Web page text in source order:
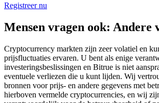
Registreer nu
Mensen vragen ook: Andere
Cryptocurrency markten zijn zeer volatiel en
prijsfluctuaties ervaren. U bent als enige
investeringsbeslissingen en Bitrue is niet
eventuele verliezen die u kunt lijden. Wij
bronnen voor prijs- en andere gegevens met
hierboven vermelde cryptocurrencies, en wij